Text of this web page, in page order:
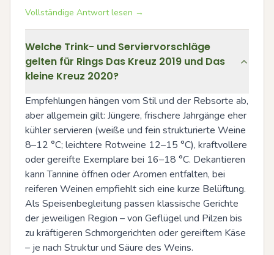
Vollständige Antwort lesen →
Welche Trink- und Serviervorschläge
gelten für Rings Das Kreuz 2019 und Das
kleine Kreuz 2020?
Empfehlungen hängen vom Stil und der Rebsorte ab,
aber allgemein gilt: Jüngere, frischere Jahrgänge eher
kühler servieren (weiße und fein strukturierte Weine
8–12 °C; leichtere Rotweine 12–15 °C), kraftvollere
oder gereifte Exemplare bei 16–18 °C. Dekantieren
kann Tannine öffnen oder Aromen entfalten, bei
reiferen Weinen empfiehlt sich eine kurze Belüftung.
Als Speisenbegleitung passen klassische Gerichte
der jeweiligen Region – von Geflügel und Pilzen bis
zu kräftigeren Schmorgerichten oder gereiftem Käse
– je nach Struktur und Säure des Weins.